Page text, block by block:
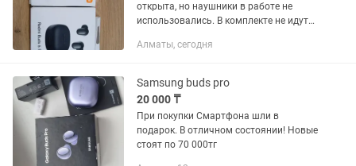
открыта, но наушники в работе не
использовались. В комплекте не идут
характеристики Драйвер: 10 мм
Алматы, сегодня
Samsung buds pro
20 000 ₸
При покупки Смартфона шли в
подарок. В отличном состоянии! Новые
стоят по 70 000тг